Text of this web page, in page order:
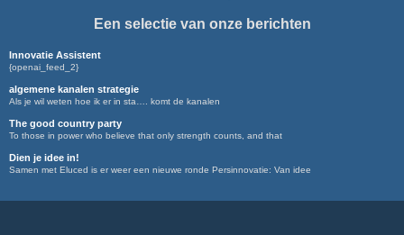
Een selectie van onze berichten
Innovatie Assistent
{openai_feed_2}
algemene kanalen strategie
Als je wil weten hoe ik er in sta…. komt de kanalen
The good country party
To those in power who believe that only strength counts, and that
Dien je idee in!
Samen met Eluced is er weer een nieuwe ronde Persinnovatie: Van idee